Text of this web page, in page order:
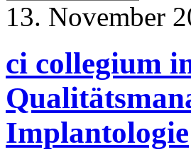
13. November
ci collegium
Implantologie